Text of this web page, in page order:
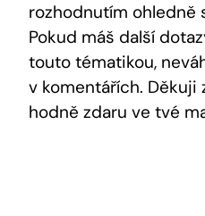
rozhodnutím ohledně
Pokud máš další
touto tématikou,
v komentářích.
hodně zdaru ve tvé